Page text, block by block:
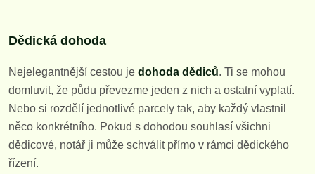
Dědická dohoda
Nejelegantnější cestou je dohoda dědiců. Ti se mohou
domluvit, že půdu převezme jeden z nich a ostatní vyplatí.
Nebo si rozdělí jednotlivé parcely tak, aby každý vlastnil
něco konkrétního. Pokud s dohodou souhlasí všichni
dědicové, notář ji může schválit přímo v rámci dědického
řízení.